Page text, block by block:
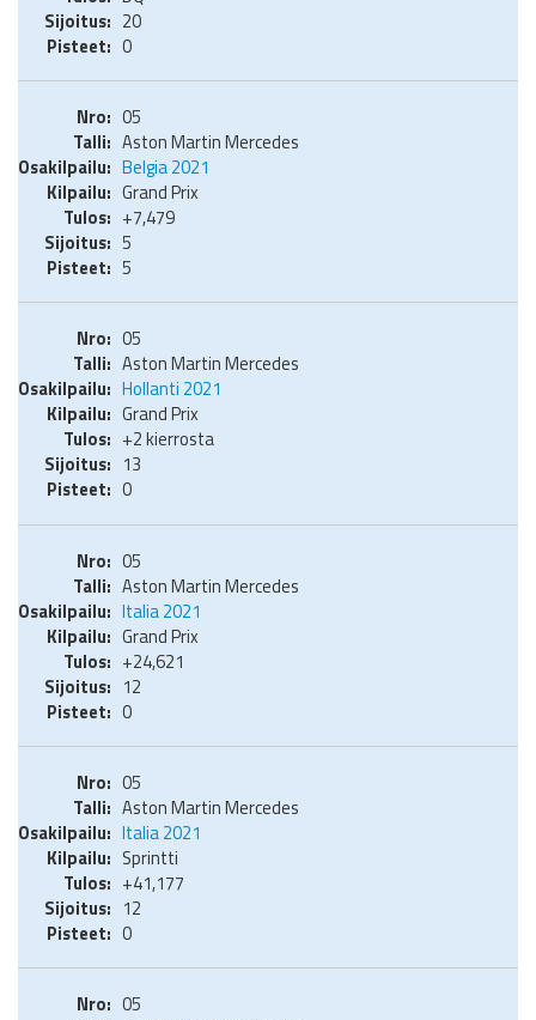
20
0
05
Aston Martin Mercedes
Belgia 2021
Grand Prix
+7,479
5
5
05
Aston Martin Mercedes
Hollanti 2021
Grand Prix
+2 kierrosta
13
0
05
Aston Martin Mercedes
Italia 2021
Grand Prix
+24,621
12
0
05
Aston Martin Mercedes
Italia 2021
Sprintti
+41,177
12
0
05